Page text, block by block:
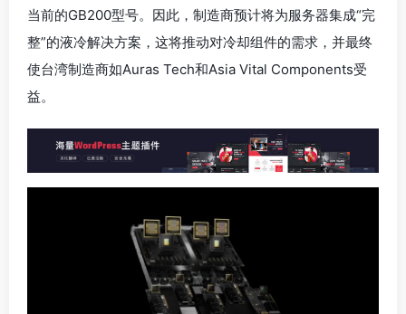
当前的GB200型号。因此，制造商预计将为服务器集成“完
整”的液冷解决方案，这将推动对冷却组件的需求，并最终
使台湾制造商如Auras Tech和Asia Vital Components受
益。